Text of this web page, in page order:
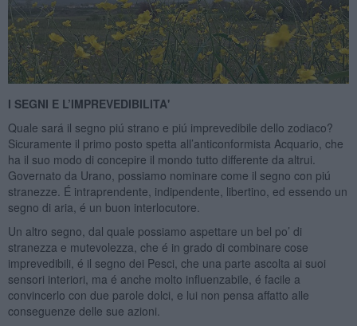
I SEGNI E L’IMPREVEDIBILITA'
Quale sará il segno piú strano e piú imprevedibile dello zodiaco?
Sicuramente il primo posto spetta all’anticonformista Acquario, che
ha il suo modo di concepire il mondo tutto differente da altrui.
Governato da Urano, possiamo nominare come il segno con piú
stranezze. É intraprendente, indipendente, libertino, ed essendo un
segno di aria, é un buon interlocutore.
Un altro segno, dal quale possiamo aspettare un bel po’ di
stranezza e mutevolezza, che é in grado di combinare cose
imprevedibili, é il segno dei Pesci, che una parte ascolta ai suoi
sensori interiori, ma é anche molto influenzabile, é facile a
convincerlo con due parole dolci, e lui non pensa affatto alle
conseguenze delle sue azioni.